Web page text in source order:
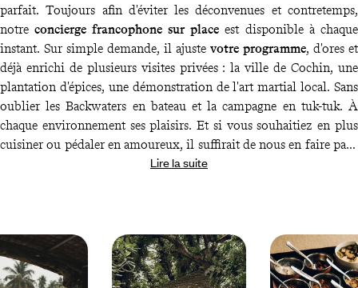
parfait. Toujours afin d'éviter les déconvenues et contretemps,
notre concierge francophone sur place est disponible à chaque
instant. Sur simple demande, il ajuste votre programme, d'ores et
déjà enrichi de plusieurs visites privées : la ville de Cochin, une
plantation d'épices, une démonstration de l'art martial local. Sans
oublier les Backwaters en bateau et la campagne en tuk-tuk. À
chaque environnement ses plaisirs. Et si vous souhaitiez en plus
cuisiner ou pédaler en amoureux, il suffirait de nous en faire part.
La même logistique sans accroc s'applique au chapitre Maldives
villas posées à même le sable et d'autres directement sur l'eau, il
n'y a pas vraiment de mauvais choix. Sur place, votre agenda est
pour l'heure vide, aussi vierge que le sable. Il ne tient qu'à vous de
Lire la suite